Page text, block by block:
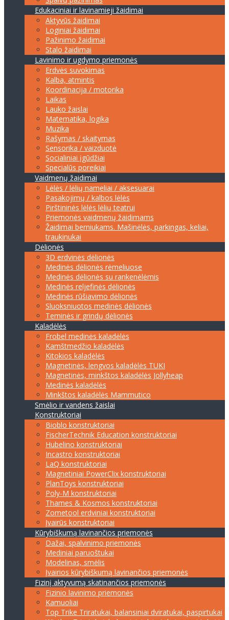
Edukaciniai ir lavinamieji žaidimai
Aktyvūs žaidimai
Loginiai žaidimai
Pažinimo žaidimai
Stalo žaidimai
Lavinimo ir ugdymo priemonės
Erdvės suvokimas
Kalba, atmintis
Koordinacija / motorika
Laikas
Lauko žaislai
Matematika, logika
Muzika
Rašymas / skaitymas
Sensorika / vaizduotė
Socialiniai įgūdžiai
Specialūs poreikiai
Vaidmenų žaidimai
Lėlės / lėlių nameliai / aksesuarai
Pasakojimų / kalbos lėlės
Pirštininės lėlės lėlių teatrui
Priemonės vaidmenų žaidimams
Žaidimai berniukams. Mašinėlės, parkingas, keliai,
traukinukai
Dėlionės
3D erdvinės dėlionės
Medinės dėlionės rėmeliuose
Medinės dėlionės su rankenėlėmis
Medinės reljefinės dėlionės
Medinės rūšiavimo dėlionės
Sluoksniuotos medinės dėlionės
Teminės ir grindų dėlionės
Kaladėlės
Frobel medinės kaladėlės
Kamštmedžio kaladėlės
Kitokios kaladėlės
Magnetinės, lengvos kaladėlės TUKI
Magnetinės, minkštos kaladėlės Jollyheap
Medinės kaladėlės
Minkštos kaladėlės Mammutico
Smėlio ir vandens žaislai
Konstruktoriai
Bioblo konstruktoriai
FischerTechnik Education konstruktoriai
Hubelino konstruktoriai
Incastro konstruktoriai
LaQ konstruktoriai
Magnetiniai PowerClix konstruktoriai
PlanToys konstruktoriai
Poly-M konstruktoriai
Thames & Kosmos konstruktoriai
Zometool erdviniai konstruktoriai
Įvairūs konstruktoriai
Kūrybiškumą lavinančios priemonės
Dažai, spalvinimo priemonės
Mediniai paruoštukai
Modelinas, smėlis
Įvairios kūrybiškumą lavinančios priemonės
Fizinį aktyvumą skatinančios priemonės
Fizinio lavinimo priemonės
Kamuoliai
Top Trike Triratukai, balansiniai dviratukai, paspirtukai